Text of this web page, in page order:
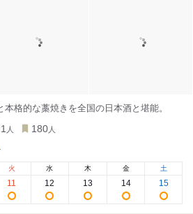
格的な藁焼きを全国の日本酒と堪能。
人 180 人
火
11
水
12
木
13
金
14
土
15